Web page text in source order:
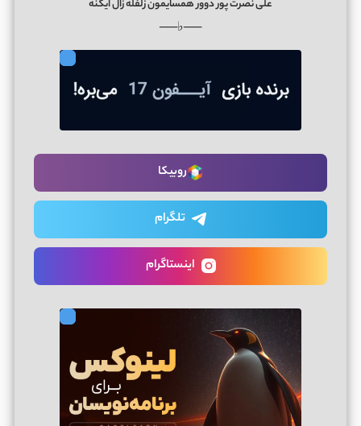
علی نصرت پور دوور همسایمون زلفله زال ایکنه
──♭──
روبیکا
تلگرام
اینستاگرام